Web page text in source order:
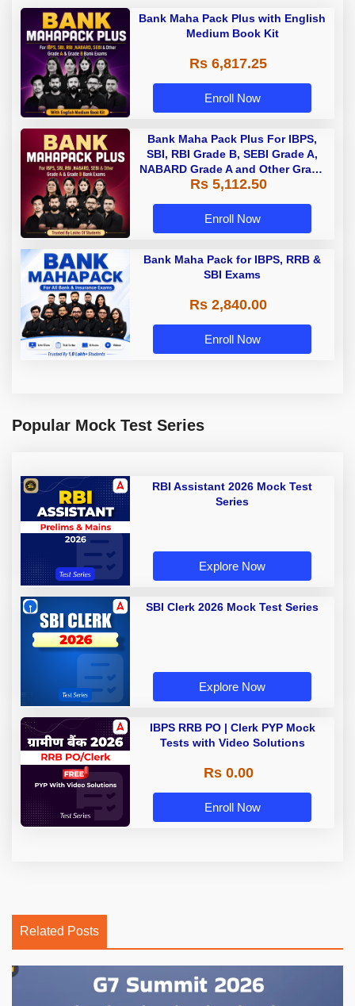
Bank Maha Pack Plus with English
Medium Book Kit
Rs 6,817.25
Enroll Now
Bank Maha Pack Plus For IBPS,
SBI, RBI Grade B, SEBI Grade A,
NABARD Grade A and Other Grade
A & Grade B Bank Exams
Rs 5,112.50
Enroll Now
Bank Maha Pack for IBPS, RRB &
SBI Exams
Rs 2,840.00
Enroll Now
Popular Mock Test Series
RBI Assistant 2026 Mock Test
Series
Explore Now
SBI Clerk 2026 Mock Test Series
Explore Now
IBPS RRB PO | Clerk PYP Mock
Tests with Video Solutions
Rs 0.00
Enroll Now
Related Posts